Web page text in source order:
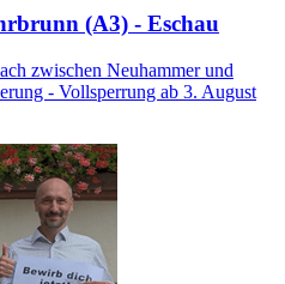
(A3) - Eschau
zwischen Neuhammer und
- Vollsperrung ab 3. August